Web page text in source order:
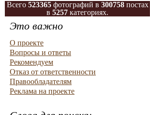
Всего 523365фотографий в 300758постах
в 5257 категориях.
Это важно
О проекте
Вопросы и ответы
Рекомендуем
Отказ от ответственности
Правообладателям
Реклама на проекте